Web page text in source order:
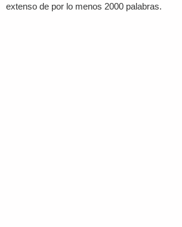
extenso de por lo menos 2000 palabras.